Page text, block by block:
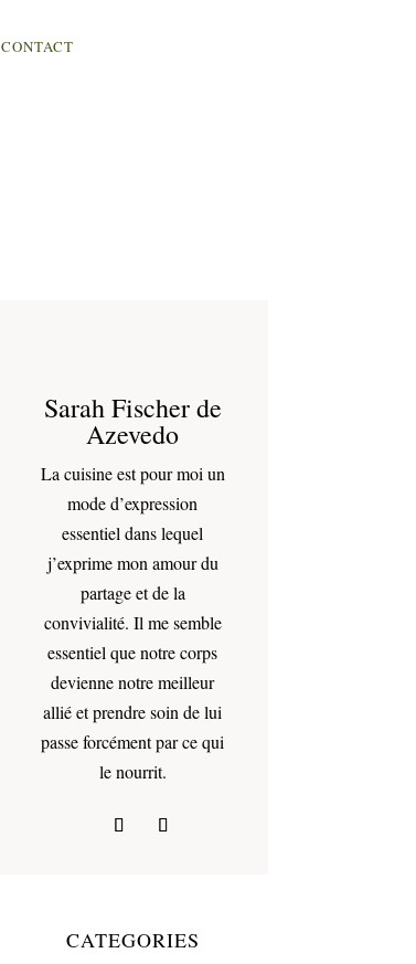
CONTACT
Sarah Fischer de
Azevedo
La cuisine est pour moi un
mode d’expression
essentiel dans lequel
j’exprime mon amour du
partage et de la
convivialité. Il me semble
essentiel que notre corps
devienne notre meilleur
allié et prendre soin de lui
passe forcément par ce qui
le nourrit.
CATEGORIES